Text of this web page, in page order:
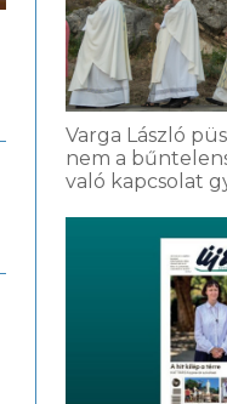
Varga László
nem a
való kapcsolat